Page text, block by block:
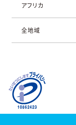
アフリカ
全地域